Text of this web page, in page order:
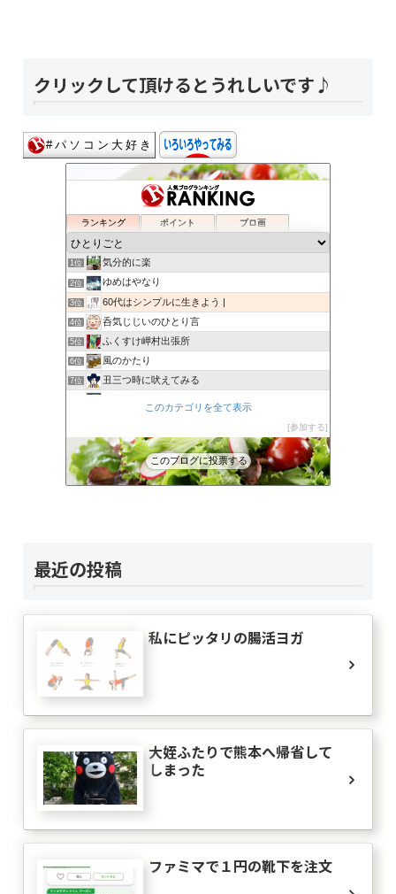
クリックして頂けるとうれしいです♪
ランキング ポイント ブロ画
1位 気分的に楽
2位 ゆめはやなり
3位 60代はシンプルに生きよう |
4位 呑気じじいのひとり言
5位 ふくすけ岬村出張所
6位 風のかたり
7位 丑三つ時に吠えてみる
10位 木漏れ日だより
11位 azu
12位 大人しくしょ!
このカテゴリを全て表示
参加する
このブログに投票する
最近の投稿
私にピッタリの腸活ヨガ
大姪ふたりで熊本へ帰省して
しまった
ファミマで１円の靴下を注文